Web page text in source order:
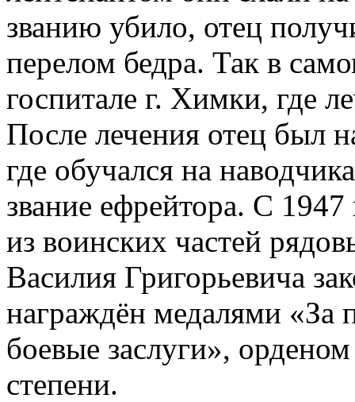
званию убило, отец
перелом бедра. Так в
госпитале г. Химки, где
После лечения отец был
где обучался на
звание ефрейтора. С
из воинских частей
Василия Григорьевича
награждён медалями «За
боевые заслуги»,
степени.